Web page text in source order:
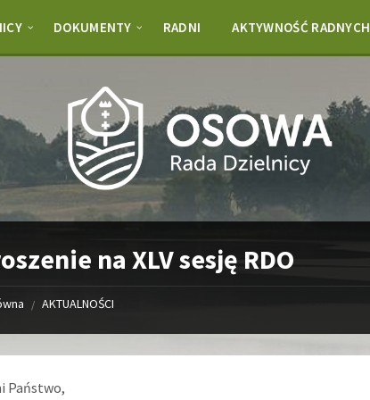
DOKUMENTY RADNI AKTYWNOŚĆ RADNYCH
na XLV sesję RDO
/ AKTUALNOŚCI
Państwo,